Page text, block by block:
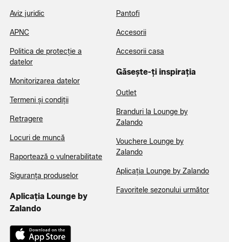
Aviz juridic
APNC
Politica de protecție a
datelor
Monitorizarea datelor
Termeni și condiții
Retragere
Locuri de muncă
Raportează o vulnerabilitate
Siguranța produselor
Aplicația Lounge by
Zalando
Pantofi
Accesorii
Accesorii casa
Găsește-ți inspirația
Outlet
Branduri la Lounge by
Zalando
Vouchere Lounge by
Zalando
Aplicația Lounge by Zalando
Favoritele sezonului următor